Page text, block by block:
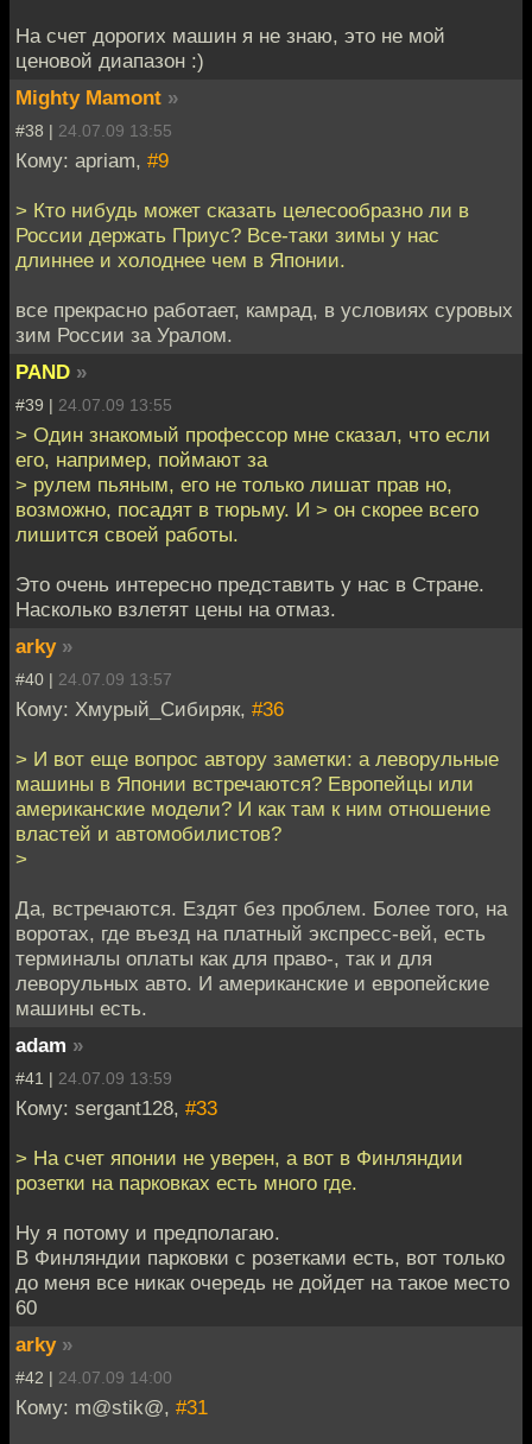
На счет дорогих машин я не знаю, это не мой
ценовой диапазон :)
Mighty Mamont »
#38 | 24.07.09 13:55
Кому: apriam, #9
> Кто нибудь может сказать целесообразно ли в
России держать Приус? Все-таки зимы у нас
длиннее и холоднее чем в Японии.
все прекрасно работает, камрад, в условиях суровых
зим России за Уралом.
PAND »
#39 | 24.07.09 13:55
> Один знакомый профессор мне сказал, что если
его, например, поймают за
> рулем пьяным, его не только лишат прав но,
возможно, посадят в тюрьму. И > он скорее всего
лишится своей работы.
Это очень интересно представить у нас в Стране.
Насколько взлетят цены на отмаз.
arky »
#40 | 24.07.09 13:57
Кому: Хмурый_Сибиряк, #36
> И вот еще вопрос автору заметки: а леворульные
машины в Японии встречаются? Европейцы или
американские модели? И как там к ним отношение
властей и автомобилистов?
>
Да, встречаются. Ездят без проблем. Более того, на
воротах, где въезд на платный экспресс-вей, есть
терминалы оплаты как для право-, так и для
леворульных авто. И американские и европейские
машины есть.
adam »
#41 | 24.07.09 13:59
Кому: sergant128, #33
> На счет японии не уверен, а вот в Финляндии
розетки на парковках есть много где.
Ну я потому и предполагаю.
В Финляндии парковки с розетками есть, вот только
до меня все никак очередь не дойдет на такое место
60
arky »
#42 | 24.07.09 14:00
Кому: m@stik@, #31